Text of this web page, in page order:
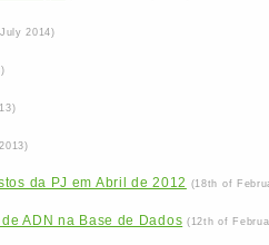
2014)
da PJ em Abril de 2012 (18th of
ADN na Base de Dados (12th of